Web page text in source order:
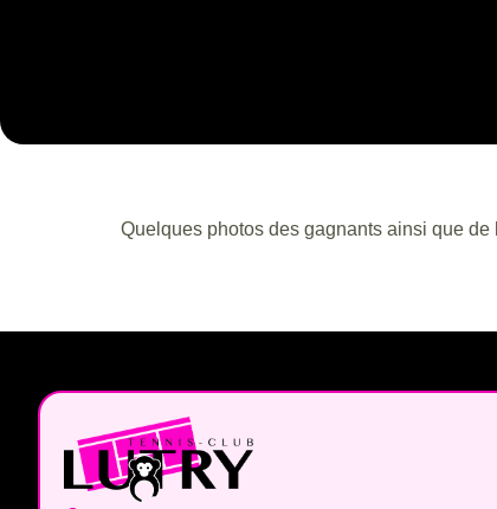
Quelques photos des gagnants ainsi que